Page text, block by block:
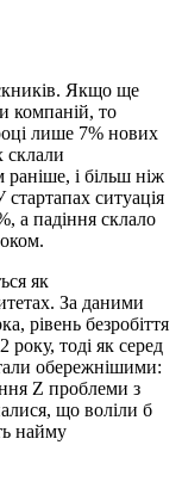
Якщо ще
компаній, то
лише 7% нових
склали
і більш ніж
ситуація
а падіння склало
як
За даними
рівень безробіття
року, тоді як серед
обережнішими:
Z проблеми з
що воліли б
найму